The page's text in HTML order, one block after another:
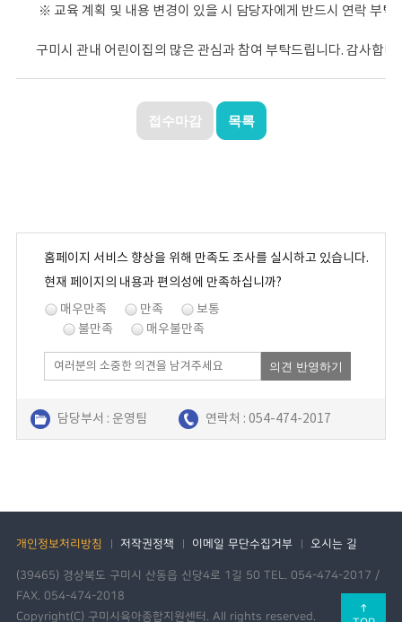
※ 교육 계획 및 내용 변경이 있을 시 담당자에게 반드시 연락 부탁
구미시 관내 어린이집의 많은 관심과 참여 부탁드립니다. 감사합니
접수마감 목록
홈페이지 서비스 향상을 위해 만족도 조사를 실시하고 있습니다.
현재 페이지의 내용과 편의성에 만족하십니까?
매우만족
만족
보통
불만족
매우불만족
의견 반영하기
담당부서 : 운영팀 연락처 : 054-474-2017
개인정보처리방침 저작권정책 이메일 무단수집거부 오시는 길
↑
(39465) 경상북도 구미시 산동읍 신당4로 1길 50 TEL. 054-474-2017 /
FAX. 054-474-2018
Copyright(C) 구미시육아종합지원센터. All rights reserved.